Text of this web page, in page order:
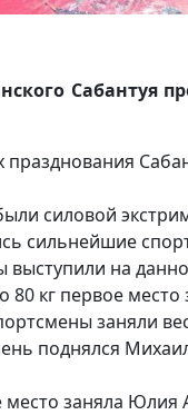
Сабантуя
силовой
сильнейшие
выступили на
80 кг первое
заняли
поднялся
заняла Юлия